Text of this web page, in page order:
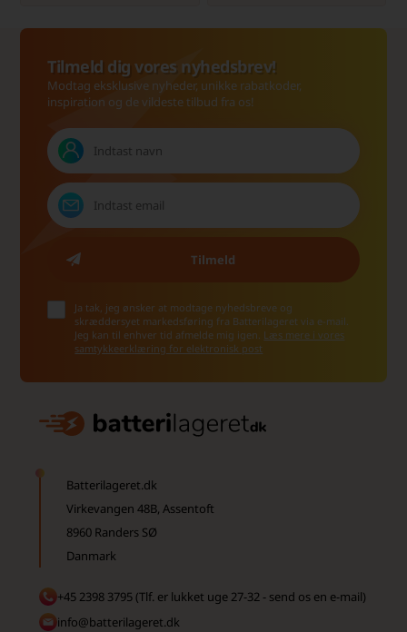
Tilmeld dig vores nyhedsbrev!
Modtag eksklusive nyheder, unikke rabatkoder,
inspiration og de vildeste tilbud fra os!
Ja tak, jeg ønsker at modtage nyhedsbreve og
skræddersyet markedsføring fra Batterilageret via e-mail.
Jeg kan til enhver tid afmelde mig igen. Læs mere i vores
samtykkeerklæring for elektronisk post
Batterilageret.dk
Virkevangen 48B, Assentoft
8960 Randers SØ
Danmark
+45 2398 3795 (Tlf. er lukket uge 27-32 - send os en e-mail)
info@batterilageret.dk